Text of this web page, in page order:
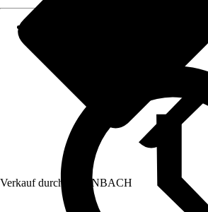
Verkauf durch: HORNBACH